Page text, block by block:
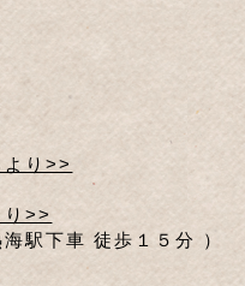
より>>
り>>
駅下車 徒歩１５分 ）